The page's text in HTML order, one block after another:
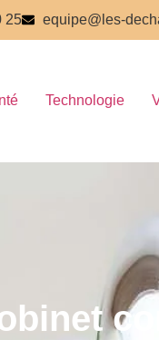
25 equipe@les-
Technologie